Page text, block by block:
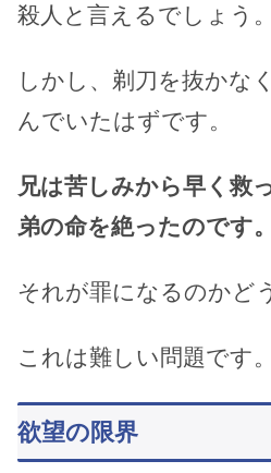
殺人と言えるでしょう。
しかし、剃刀を抜かな
んでいたはずです。
兄は苦しみから早く救
弟の命を絶ったのです。
それが罪になるのかど
これは難しい問題です。
欲望の限界